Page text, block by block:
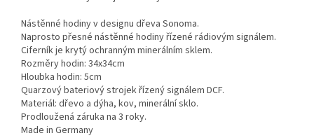
Nástěnné hodiny v designu dřeva Sonoma.
Naprosto přesné nástěnné hodiny řízené rádiovým signálem.
Ciferník je krytý ochranným minerálním sklem.
Rozměry hodin: 34x34cm
Hloubka hodin: 5cm
Quarzový bateriový strojek řízený signálem DCF.
Materiál: dřevo a dýha, kov, minerální sklo.
Prodloužená záruka na 3 roky.
Made in Germany